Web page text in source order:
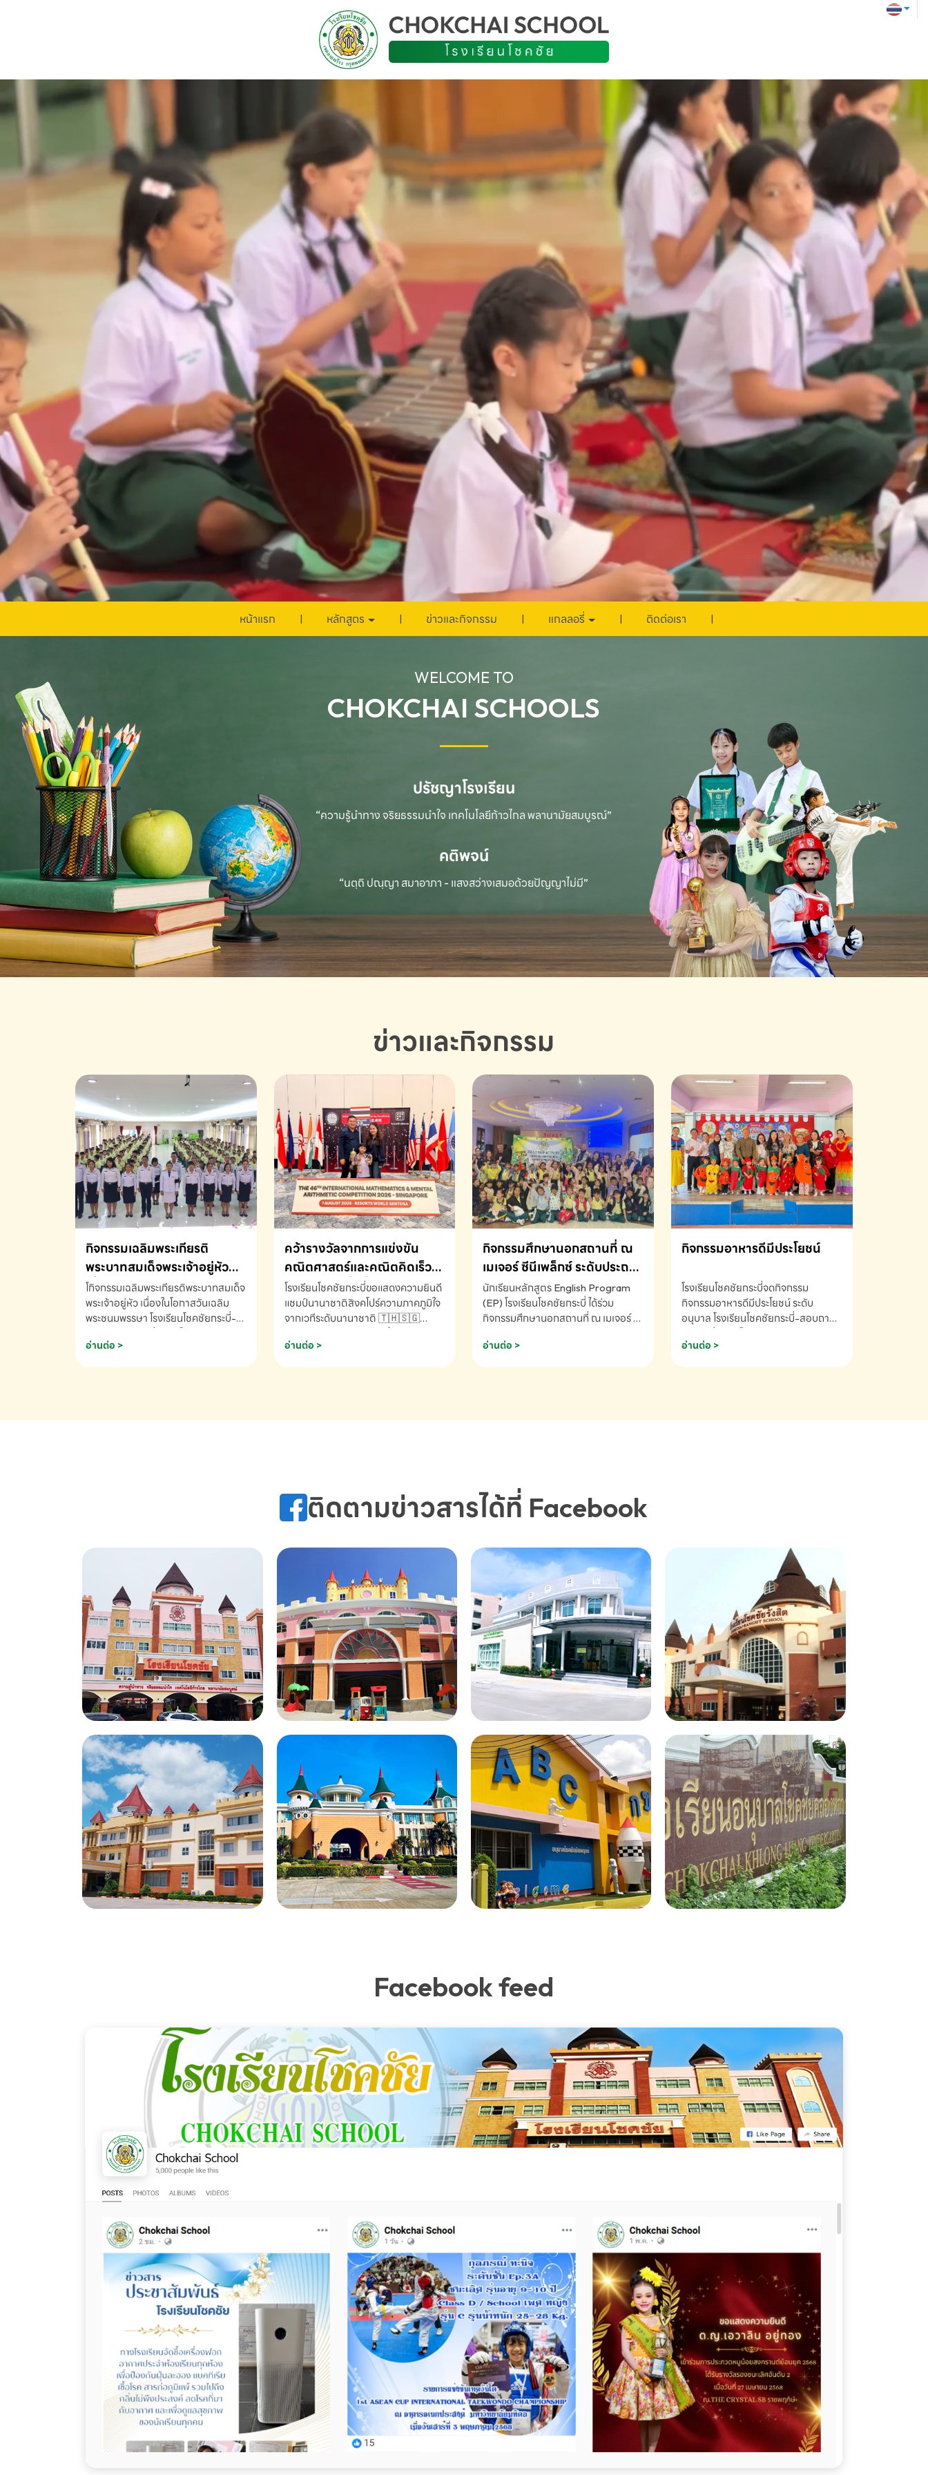
หน้าแรก หลักสูตร ข่าวและกิจกรรม แกลลอรี่ ติดต่อเรา
WELCOME TO
CHOKCHAI SCHOOLS
ปรัชญาโรงเรียน
“ความรู้นำทาง จริยธรรมนำใจ เทคโนโลยีก้าวไกลพลานามัยสมบูรณ์”
คติพจน์
“นตฺถิ ปณฺญา สมาอาภา - แสงสว่างเสมอด้วยปัญญาไม่มี”
ข่าวและกิจกรรม
กิจกรรมเฉลิมพระเกียรติ
พระบาทสมเด็จพระเจ้าอยู่หัว
เนื่องในโอกาสวันเฉลิม
พระชนมพรรษา
โกิจกรรมเฉลิมพระเกียรติพระบาทสมเด็จ
พระเจ้าอยู่หัว เนื่องในโอกาสวันเฉลิม
พระชนมพรรษา โรงเรียนโชคชัยกระบี่-
691910
อ่านต่อ >
คว้ารางวัลจากการแข่งขัน
คณิตศาสตร์และคณิตคิดเร็ว
นานาชาติ ครั้งที่ 46 ประจำปี
2569 ณ ประเทศสิงคโปร์
โรงเรียนโชคชัยกระบี่ขอแสดงความยินดี
แชมป์นานาชาติสิงคโปร์ความภาคภูมิใจ
จากเวทีระดับนานาชาติ 🇹🇭🇸🇬
K3 โรงเรียนโชคชัยกระบี่ จ.กระบี่ คว้า
AND MENTAL ARITHMETIC
Arithmetic Competition K2(Grop)
โรงเรียนโชคชัยกระบี่-สอบถามข้อมูล
อ่านต่อ >
กิจกรรมศึกษานอกสถานที่ ณ
เมเจอร์ ซีนีเพล็กซ์ ระดับประถม
ศึกษา (EP.1-6)
นักเรียนหลักสูตร English Program
(EP) โรงเรียนโชคชัยกระบี่ ได้ร่วม
กิจกรรมศึกษานอกสถานที่ ณ เมเจอร์ ซี
(Soundtrack)เพื่อเสริมทักษะการฟัง
โชคชัยกระบี่-สอบถามข้อมูลเพิ่มเติม
อ่านต่อ >
กิจกรรมอาหารดีมีประโยชน์
โรงเรียนโชคชัยกระบี่จดกิจกรรม
กิจกรรมอาหารดีมีประโยชน์ ระดับ
อนุบาล โรงเรียนโชคชัยกระบี่-สอบถาม
อ่านต่อ >
ติดตามข่าวสารได้ที่ Facebook
Facebook feed